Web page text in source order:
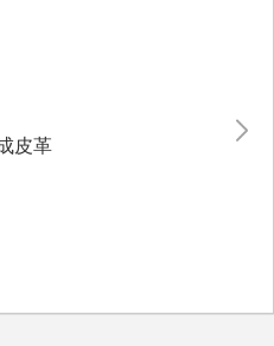
皮革